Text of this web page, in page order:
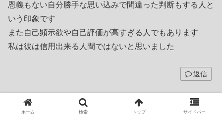
恩義もない自分勝手な思い込みで間違った判断もする人と
いう印象です
また自己顕示欲や自己評価が高すぎる人でもあります
私は彼は信用出来る人間ではないと思いました
返信
ＫＹ
2024年6月21日 8:48 PM
ホーム 検索 トップ サイドバー